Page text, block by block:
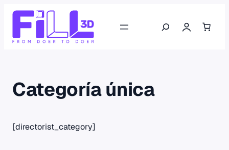
Saltar
contenido
Buscar
Categoría única
[directorist_category]